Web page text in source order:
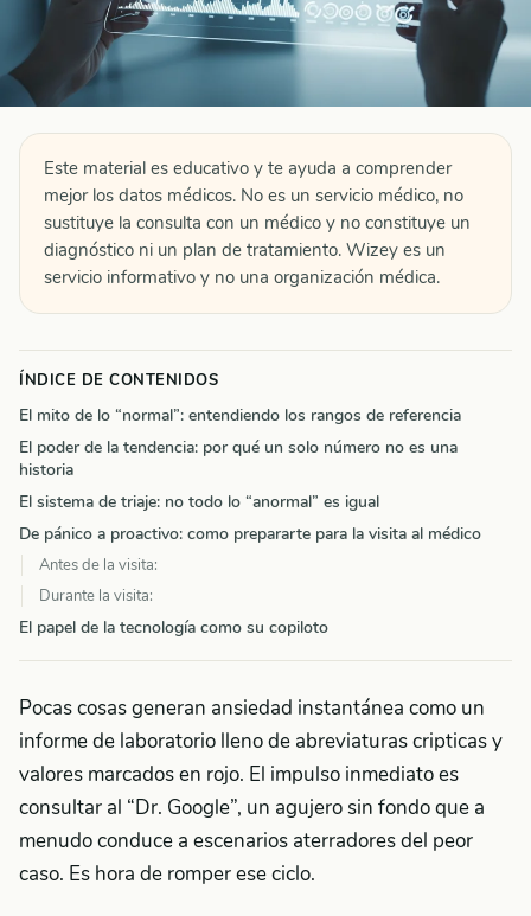
Este material es educativo y te ayuda a comprender
mejor los datos médicos. No es un servicio médico, no
sustituye la consulta con un médico y no constituye un
diagnóstico ni un plan de tratamiento. Wizey es un
servicio informativo y no una organización médica.
ÍNDICE DE CONTENIDOS
El mito de lo “normal”: entendiendo los rangos de referencia
El poder de la tendencia: por qué un solo número no es una
historia
El sistema de triaje: no todo lo “anormal” es igual
De pánico a proactivo: como prepararte para la visita al médico
Antes de la visita:
Durante la visita:
El papel de la tecnología como su copiloto
Pocas cosas generan ansiedad instantánea como un
informe de laboratorio lleno de abreviaturas cripticas y
valores marcados en rojo. El impulso inmediato es
consultar al “Dr. Google”, un agujero sin fondo que a
menudo conduce a escenarios aterradores del peor
caso. Es hora de romper ese ciclo.